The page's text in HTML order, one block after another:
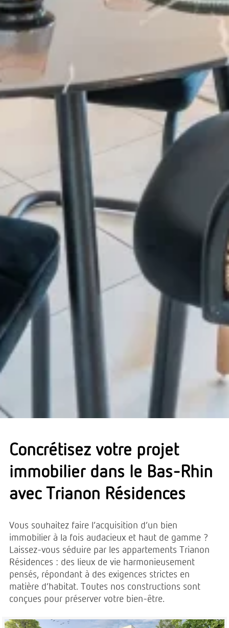
Concrétisez votre projet
immobilier dans le Bas-Rhin
avec Trianon Résidences
Vous souhaitez faire l’acquisition d’un bien
immobilier à la fois audacieux et haut de gamme ?
Laissez-vous séduire par les appartements Trianon
Résidences : des lieux de vie harmonieusement
pensés, répondant à des exigences strictes en
matière d’habitat. Toutes nos constructions sont
conçues pour préserver votre bien-être.